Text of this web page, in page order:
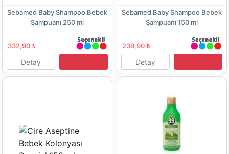
Sebamed Baby Shampoo Bebek
Şampuanı 250 ml
332,90 ₺
Detay
Sebamed Baby Shampoo Bebek
Şampuanı 150 ml
239,90 ₺
Detay